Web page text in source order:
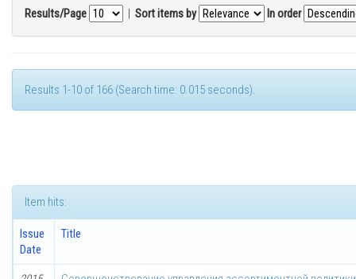
Results/Page | Sort items by In order
Results 1-10 of 166 (Search time: 0.015 seconds).
Item hits:
Issue
Date
Title